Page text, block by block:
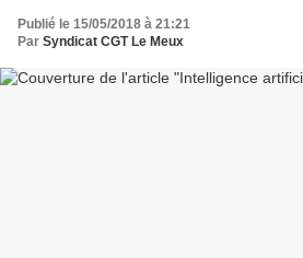
Publié le 15/05/2018 à 21:21
Par Syndicat CGT Le Meux